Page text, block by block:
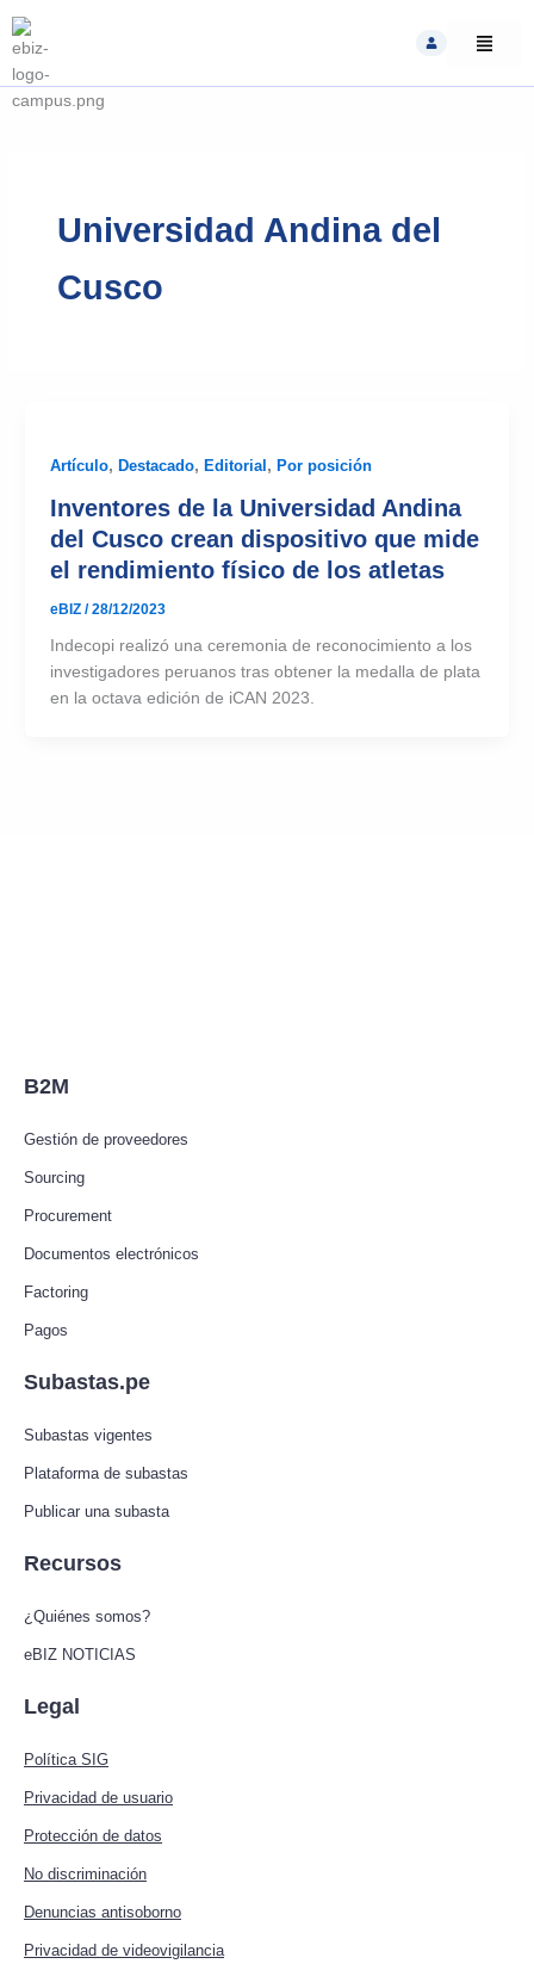
to
content
Universidad Andina del
Cusco
Artículo, Destacado, Editorial, Por posición
Inventores de la Universidad Andina
del Cusco crean dispositivo que mide
el rendimiento físico de los atletas
eBIZ /28/12/2023
Indecopi realizó una ceremonia de reconocimiento a los
investigadores peruanos tras obtener la medalla de plata
en la octava edición de iCAN 2023.
B2M
Gestión de proveedores
Sourcing
Procurement
Documentos electrónicos
Factoring
Pagos
Subastas.pe
Subastas vigentes
Plataforma de subastas
Publicar una subasta
Recursos
¿Quiénes somos?
eBIZ NOTICIAS
Legal
Política SIG
Privacidad de usuario
Protección de datos
No discriminación
Denuncias antisoborno
Privacidad de videovigilancia